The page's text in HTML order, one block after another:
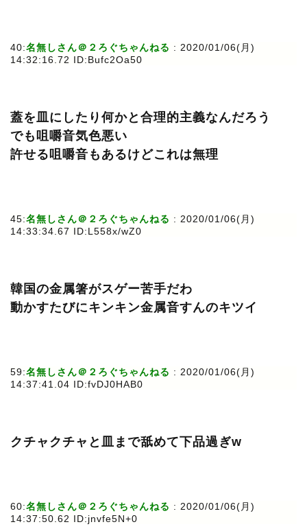
40:名無しさん＠２ろぐちゃんねる : 2020/01/06(月)
14:32:16.72 ID:Bufc2Oa50
蓋を皿にしたり何かと合理的主義なんだろう
でも咀嚼音気色悪い
許せる咀嚼音もあるけどこれは無理
45:名無しさん＠２ろぐちゃんねる : 2020/01/06(月)
14:33:34.67 ID:L558x/wZ0
韓国の金属箸がスゲー苦手だわ
動かすたびにキンキン金属音すんのキツイ
59:名無しさん＠２ろぐちゃんねる : 2020/01/06(月)
14:37:41.04 ID:fvDJ0HAB0
クチャクチャと皿まで舐めて下品過ぎw
60:名無しさん＠２ろぐちゃんねる : 2020/01/06(月)
14:37:50.62 ID:jnvfe5N+0